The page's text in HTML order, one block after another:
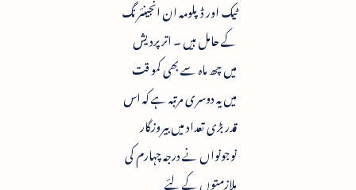
ٹیک اور ڈپلومہ ان انجینئرنگ
کے حامل ہیں ۔ اتر پردیش
میں چھ ماہ سے بھی کمو قت
میں یہ دوسری مرتبہ ہے کہ اس
قدر بڑی تعداد میں بیروزگار
نوجونواں نے درجہ چہارم کی
ملازمتوں کے لئے